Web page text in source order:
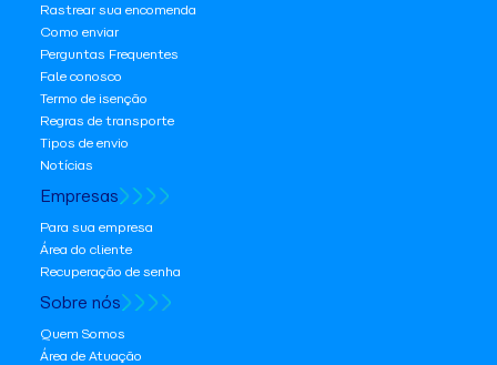
Rastrear sua encomenda
Como enviar
Perguntas Frequentes
Fale conosco
Termo de isenção
Regras de transporte
Tipos de envio
Notícias
Empresas
Para sua empresa
Área do cliente
Recuperação de senha
Sobre nós
Quem Somos
Área de Atuação